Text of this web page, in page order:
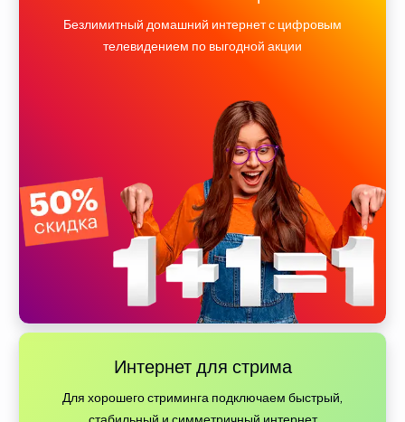
Безлимитный домашний интернет с цифровым
телевидением по выгодной акции
Интернет для стрима
Для хорошего стриминга подключаем быстрый,
стабильный и симметричный интернет